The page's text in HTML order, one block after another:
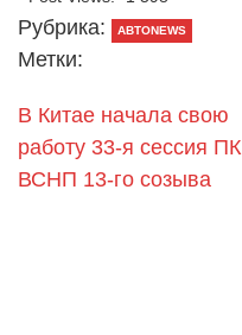
Рубрика: АВТОNEWS
Метки:
В Китае начала свою
работу 33-я сессия ПК
ВСНП 13-го созыва